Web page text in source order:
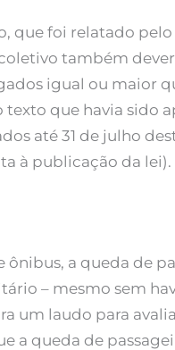
que foi relatado
também
igual ou maior
que havia sido
até 31 de julho
à publicação da lei).
ônibus, a queda de
– mesmo sem
um laudo para
a queda de